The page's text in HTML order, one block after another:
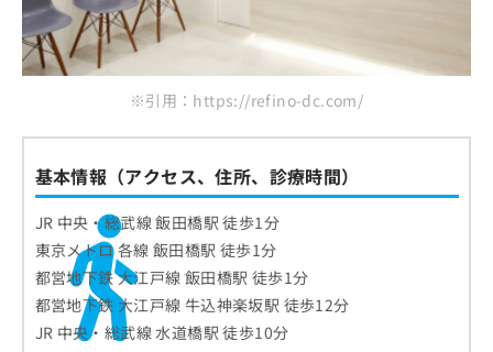
※引用：https://refino-dc.com/
基本情報（アクセス、住所、診療時間）
JR 中央・総武線 飯田橋駅 徒歩1分
東京メトロ 各線 飯田橋駅 徒歩1分
都営地下鉄 大江戸線 飯田橋駅 徒歩1分
都営地下鉄 大江戸線 牛込神楽坂駅 徒歩12分
JR 中央・総武線 水道橋駅 徒歩10分